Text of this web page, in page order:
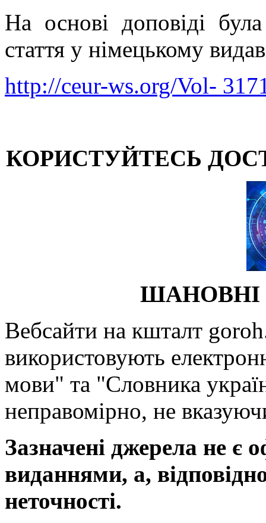
На основі доповіді
стаття у німецькому
http://ceur-ws.org/Vol-
КОРИСТУЙТЕСЬ
ШАНОВНІ
Вебсайти на кшталт
використовують
мови" та "Словника
неправомірно, не
Зазначені джерела не є
виданнями, а,
неточності.